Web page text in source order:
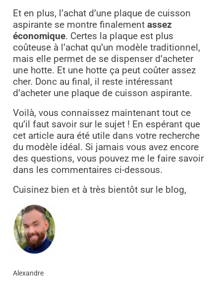
Et en plus, l’achat d’une plaque de cuisson
aspirante se montre finalement assez
économique. Certes la plaque est plus
coûteuse à l’achat qu’un modèle traditionnel,
mais elle permet de se dispenser d’acheter
une hotte. Et une hotte ça peut coûter assez
cher. Donc au final, il reste intéressant
d’acheter une plaque de cuisson aspirante.
Voilà, vous connaissez maintenant tout ce
qu’il faut savoir sur le sujet ! En espérant que
cet article aura été utile dans votre recherche
du modèle idéal. Si jamais vous avez encore
des questions, vous pouvez me le faire savoir
dans les commentaires ci-dessous.
Cuisinez bien et à très bientôt sur le blog,
Alexandre